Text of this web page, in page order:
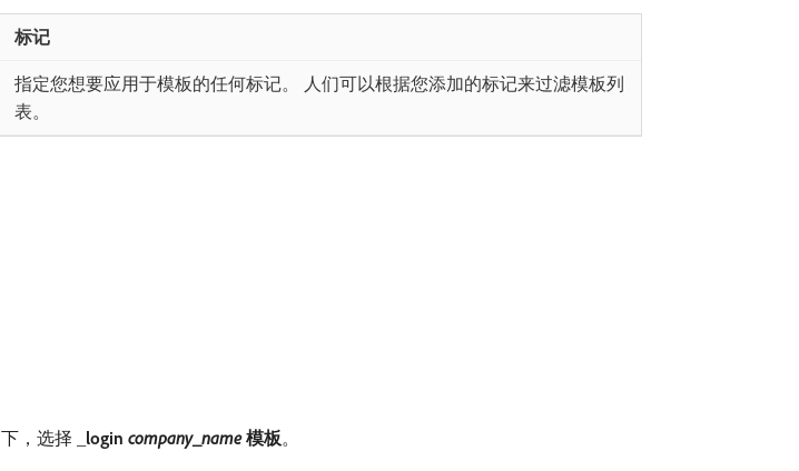
标记
指定您想要应用于模板的任何标记。 人们可以根据您添加的标记来过滤模板列
表。
​下，选择 _login company_name模板。